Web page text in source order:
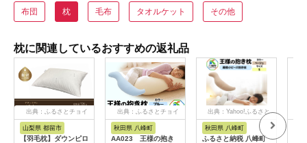
布団 枕 毛布 タオルケット その他
枕に関連しているおすすめの返礼品
出典：ふるさとチョイ
ス
山梨県 都留市
【羽毛枕】ダウンピロ
出典：ふるさとチョイ
ス
秋田県 八峰町
AA023 王様の抱き
出典：Yahoo!ふるさと
納税
秋田県 八峰町
ふるさと納税 八峰町